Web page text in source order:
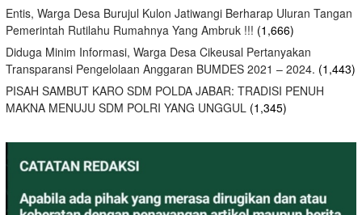
Entis, Warga Desa Burujul Kulon Jatiwangi Berharap Uluran Tangan
Pemerintah Rutilahu Rumahnya Yang Ambruk !!! (1,666)
Diduga Minim Informasi, Warga Desa Cikeusal Pertanyakan
Transparansi Pengelolaan Anggaran BUMDES 2021 – 2024. (1,443)
PISAH SAMBUT KARO SDM POLDA JABAR: TRADISI PENUH
MAKNA MENUJU SDM POLRI YANG UNGGUL (1,345)